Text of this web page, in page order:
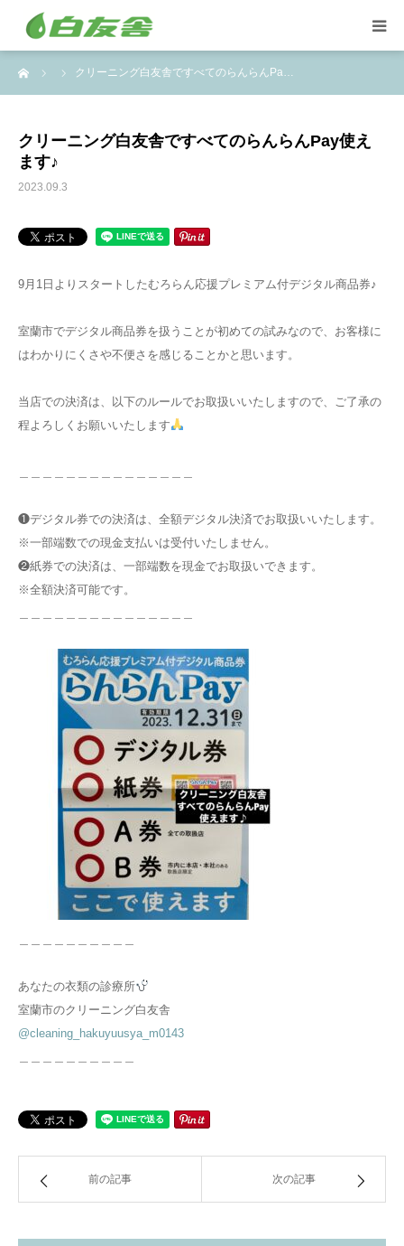
クリーニング白友舎ですべてのらんらんPa…
クリーニング白友舎ですべてのらんらんPay使え
ます♪
2023.09.3
9月1日よりスタートしたむろらん応援プレミアム付デジタル商品券♪
室蘭市でデジタル商品券を扱うことが初めての試みなので、お客様に
はわかりにくさや不便さを感じることかと思います。
当店での決済は、以下のルールでお取扱いいたしますので、ご了承の
程よろしくお願いいたします
❶デジタル券での決済は、全額デジタル決済でお取扱いいたします。
※一部端数での現金支払いは受付いたしません。
❷紙券での決済は、一部端数を現金でお取扱いできます。
※全額決済可能です。
あなたの衣類の診療所
室蘭市のクリーニング白友舎
@cleaning_hakuyuusya_m0143
前の記事 次の記事
集配サービス
洋服リフォームとリペア
トイスケルトン入れ代行